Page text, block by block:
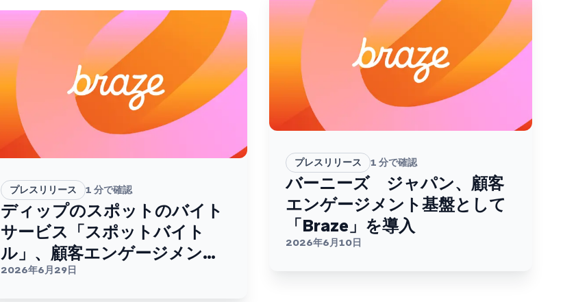
プレスリリース 1 分で確認
ディップのスポットのバイト
サービス「スポットバイト
ル」、顧客エンゲージメント
基盤としてBrazeを採用。
2026年6月29日
プレスリリース 1 分で確認
バーニーズ ジャパン、顧客
エンゲージメント基盤として
「Braze」を導入
2026年6月10日